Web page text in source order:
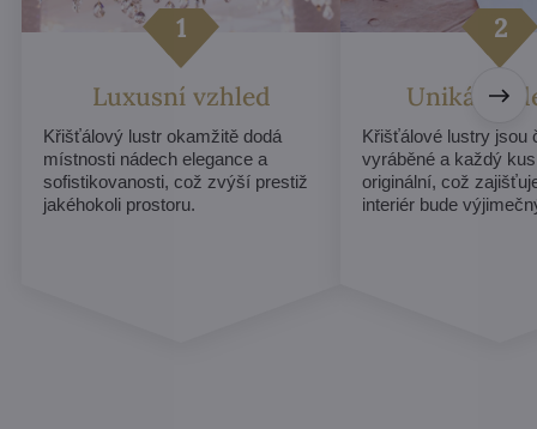
Luxusní vzhled
Křišťálový lustr okamžitě dodá
místnosti nádech elegance a
sofistikovanosti, což zvýší prestiž
jakéhokoli prostoru.
Unikátní
Křišťálové lustry jsou
vyráběné a každý
originální, což
interiér bude